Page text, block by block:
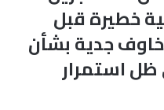
خطيرة قبل
جدية بشأن
استمرار